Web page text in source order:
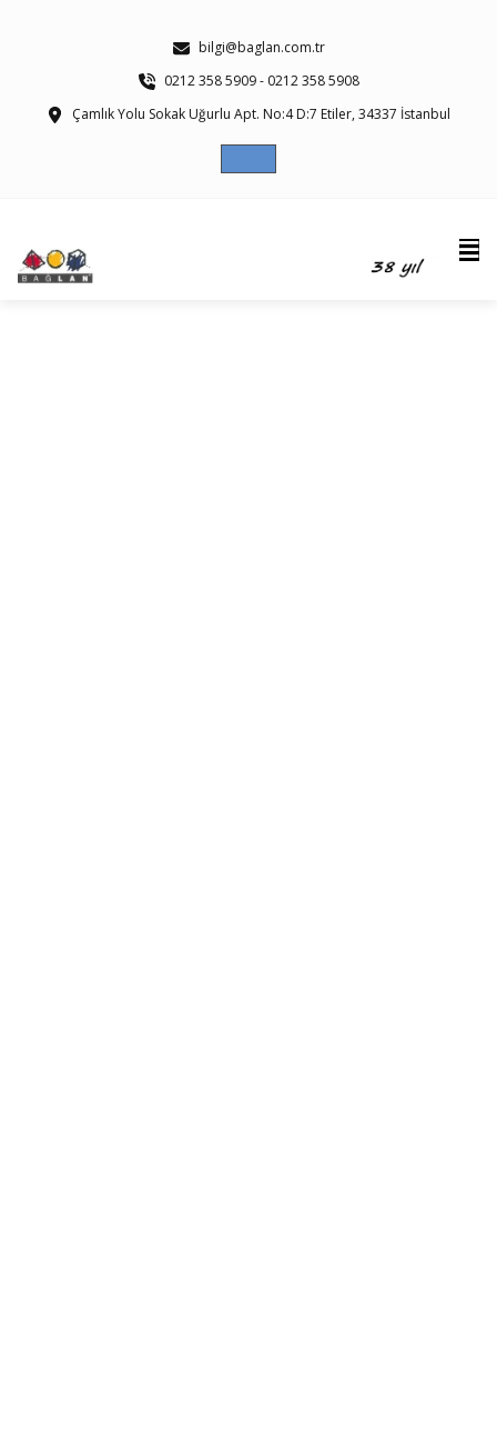
bilgi@baglan.com.tr
0212 358 5909 - 0212 358 5908
Çamlık Yolu Sokak Uğurlu Apt. No:4 D:7 Etiler, 34337 İstanbul